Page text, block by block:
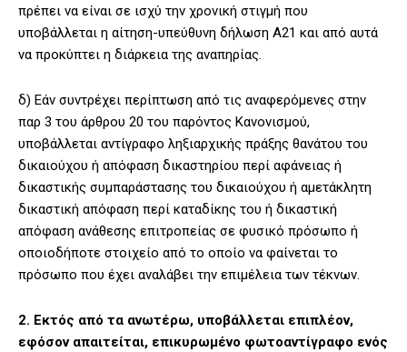
πρέπει να είναι σε ισχύ την χρονική στιγμή που
υποβάλλεται η αίτηση-υπεύθυνη δήλωση Α21 και από αυτά
να προκύπτει η διάρκεια της αναπηρίας.
δ) Εάν συντρέχει περίπτωση από τις αναφερόμενες στην
παρ 3 του άρθρου 20 του παρόντος Κανονισμού,
υποβάλλεται αντίγραφο ληξιαρχικής πράξης θανάτου του
δικαιούχου ή απόφαση δικαστηρίου περί αφάνειας ή
δικαστικής συμπαράστασης του δικαιούχου ή αμετάκλητη
δικαστική απόφαση περί καταδίκης του ή δικαστική
απόφαση ανάθεσης επιτροπείας σε φυσικό πρόσωπο ή
οποιοδήποτε στοιχείο από το οποίο να φαίνεται το
πρόσωπο που έχει αναλάβει την επιμέλεια των τέκνων.
2. Εκτός από τα ανωτέρω, υποβάλλεται επιπλέον,
εφόσον απαιτείται, επικυρωμένο φωτοαντίγραφο ενός